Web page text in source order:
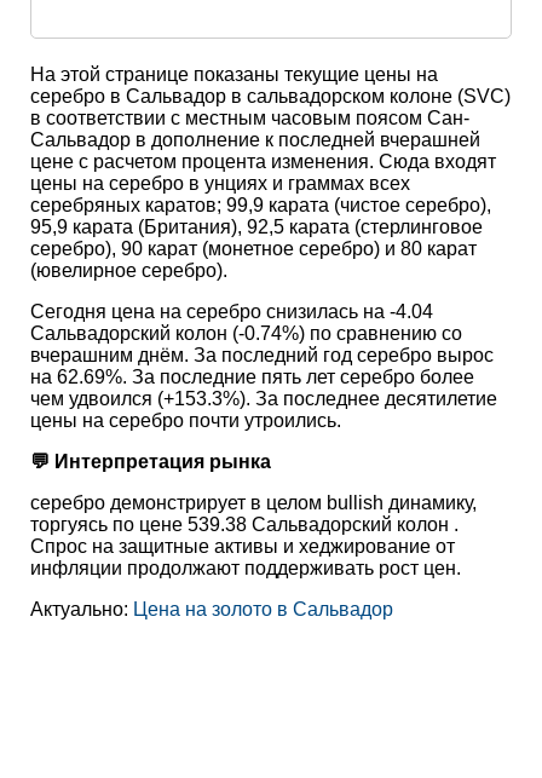
На этой странице показаны текущие цены на
серебро в Сальвадор в сальвадорском колоне (SVC)
в соответствии с местным часовым поясом Сан-
Сальвадор в дополнение к последней вчерашней
цене с расчетом процента изменения. Сюда входят
цены на серебро в унциях и граммах всех
серебряных каратов; 99,9 карата (чистое серебро),
95,9 карата (Британия), 92,5 карата (стерлинговое
серебро), 90 карат (монетное серебро) и 80 карат
(ювелирное серебро).
Сегодня цена на серебро снизилась на -4.04
Сальвадорский колон (-0.74%) по сравнению со
вчерашним днём. За последний год серебро вырос
на 62.69%. За последние пять лет серебро более
чем удвоился (+153.3%). За последнее десятилетие
цены на серебро почти утроились.
💬 Интерпретация рынка
серебро демонстрирует в целом bullish динамику,
торгуясь по цене 539.38 Сальвадорский колон .
Спрос на защитные активы и хеджирование от
инфляции продолжают поддерживать рост цен.
Актуально: Цена на золото в Сальвадор